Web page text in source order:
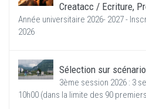
Creatacc / Ecriture,
Année universitaire 2026- 2027 -
2026
Sélection sur scénario
3ème session 2026 : 3
10h00 (dans la limite des 90